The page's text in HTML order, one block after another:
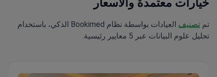
خيارات معتمدة والأسعار
تم تصنيف
العيادات بواسطة نظام Bookimed الذكي، باستخدام
تحليل علوم البيانات عبر 5 معايير رئيسية.